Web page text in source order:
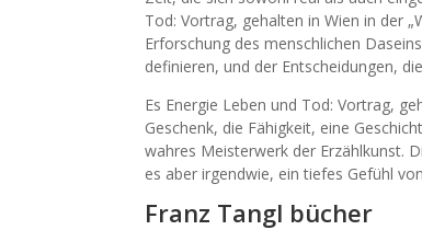
Tod: Vortrag, gehalten in Wien in der
Erforschung des menschlichen
definieren, und der Entscheidungen,
Es Energie Leben und Tod: Vortrag,
Geschenk, die Fähigkeit, eine
wahres Meisterwerk der Erzählkunst.
es aber irgendwie, ein tiefes Gefühl
Franz Tangl bücher